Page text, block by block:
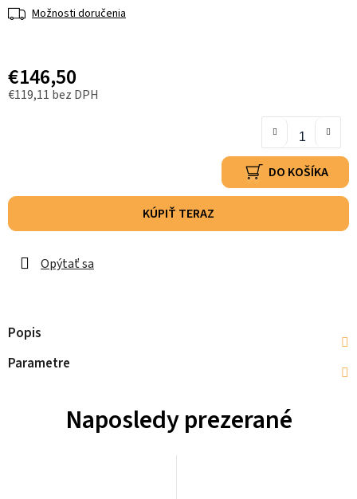
Možnosti doručenia
€146,50
€119,11 bez DPH
DO KOŠÍKA
KÚPIŤ TERAZ
Opýtať sa
Popis
Parametre
Naposledy prezerané